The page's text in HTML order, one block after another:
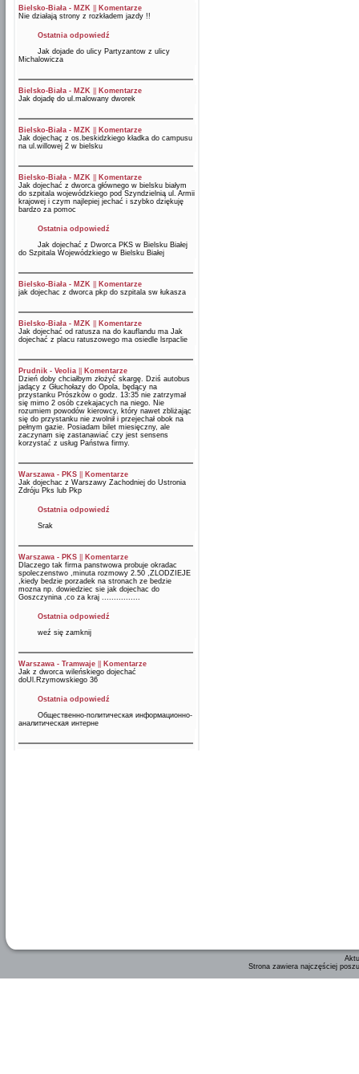
Bielsko-Biała - MZK
Komentarze
Nie działają strony z rozkładem jazdy !!
Ostatnia odpowiedź
Jak dojade do ulicy Partyzantow z ulicy
Michalowicza
Bielsko-Biała - MZK
Komentarze
Jak dojadę do ul.malowany dworek
Bielsko-Biała - MZK
Komentarze
Jak dojechaç z os.beskidzkiego kładka do campusu
na ul.willowej 2 w bielsku
Bielsko-Biała - MZK
Komentarze
Jak dojechać z dworca głównego w bielsku białym
do szpitala wojewódzkiego pod Szyndzielnią ul. Armii
krajowej i czym najlepiej jechać i szybko dziękuję
bardzo za pomoc
Ostatnia odpowiedź
Jak dojechać z Dworca PKS w Bielsku Białej
do Szpitala Wojewódzkiego w Bielsku Białej
Bielsko-Biała - MZK
Komentarze
jak dojechac z dworca pkp do szpitala sw łukasza
Bielsko-Biała - MZK
Komentarze
Jak dojechać od ratusza na do kauflandu ma Jak
dojechać z placu ratuszowego ma osiedle lsrpaclie
Prudnik - Veolia
Komentarze
Dzień doby chciałbym złożyć skargę. Dziś autobus
jadący z Głuchołazy do Opola, będący na
przystanku Prószków o godz. 13:35 nie zatrzymał
się mimo 2 osób czekajacych na niego. Nie
rozumiem powodów kierowcy, który nawet zbliżając
się do przystanku nie zwolnił i przejechał obok na
pełnym gazie. Posiadam bilet miesięczny, ale
zaczynam się zastanawiać czy jest sensens
korzystać z usług Państwa firmy.
Warszawa - PKS
Komentarze
Jak dojechac z Warszawy Zachodniej do Ustronia
Zdróju Pks lub Pkp
Ostatnia odpowiedź
Srak
Warszawa - PKS
Komentarze
Dlaczego tak firma panstwowa probuje okradac
spoleczenstwo ,minuta rozmowy 2.50 ,ZLODZIEJE
,kiedy bedzie porzadek na stronach ze bedzie
mozna np. dowiedziec sie jak dojechac do
Goszczynina ,co za kraj ................
Ostatnia odpowiedź
weź się zamknij
Warszawa - Tramwaje
Komentarze
Jak z dworca wileńskiego dojechać
doUl.Rzymowskiego 36
Ostatnia odpowiedź
Общественно-политическая информационно-
аналитическая интерне
Strona zawiera najczęściej